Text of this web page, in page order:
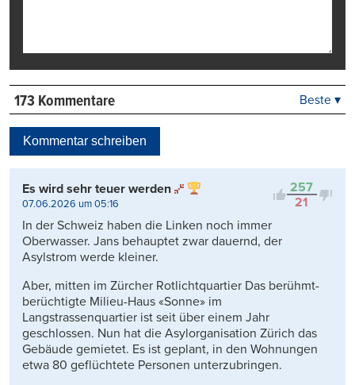
173 Kommentare
Kontrovers
Beste ▾
Kommentar schreiben
257
21
Es wird sehr teuer werden
07.06.2026 um 05:16
In der Schweiz haben die Linken noch immer
Oberwasser. Jans behauptet zwar dauernd, der
Asylstrom werde kleiner.
Aber, mitten im Zürcher Rotlichtquartier Das berühmt-
berüchtigte Milieu-Haus «Sonne» im
Langstrassenquartier ist seit über einem Jahr
geschlossen. Nun hat die Asylorganisation Zürich das
Gebäude gemietet. Es ist geplant, in den Wohnungen
etwa 80 geflüchtete Personen unterzubringen.